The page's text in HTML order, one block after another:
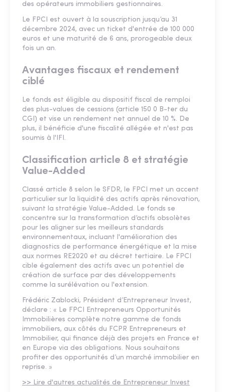
des opérateurs immobiliers gestionnaires.
Le FPCI est ouvert à la souscription jusqu’au 31
décembre 2024, avec un ticket d'entrée de 100 000
euros et une maturité de 6 ans, prorogeable deux
fois un an.
Avantages fiscaux et rendement
ciblé
Le fonds est éligible au dispositif fiscal de remploi
des plus-values de cessions (article 150 0 B-ter du
CGI) et vise un rendement net annuel de 10 %. De
plus, il bénéficie d'une fiscalité allégée et n'est pas
soumis à l'IFI.
Classification article 8 et stratégie
Value-Added
Classé article 8 selon le SFDR, le FPCI met un accent
particulier sur la liquidité des actifs après rénovation,
suivant la stratégie Value-Added. Le fonds se
concentre sur la transformation d’actifs obsolètes
pour les aligner sur les meilleurs standards
environnementaux, incluant l'amélioration des
diagnostics de performance énergétique et la mise
aux normes RE2020 et au décret tertiaire. Le FPCI
cible également des actifs avec un potentiel de
création de surface par des développements
comme la surélévation ou l'extension.
Frédéric Zablocki, Président d’Entrepreneur Invest,
déclare : « Le FPCI Entrepreneurs Opportunités
Immobilières complète notre gamme de fonds
immobiliers, aux côtés du FCPR Entrepreneurs et
Immobilier, qui finance déjà des projets en France et
en Europe via des obligations. Nous souhaitons
profiter des opportunités d’un marché immobilier en
reprise. »
>> Lire d'autres actualités de Entrepreneur Invest